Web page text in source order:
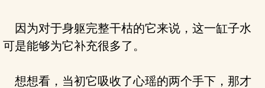
因为对于身躯完整干枯的它来说，这一缸子水
可是能够为它补充很多了。
想想看，当初它吸收了心瑶的两个手下，那才